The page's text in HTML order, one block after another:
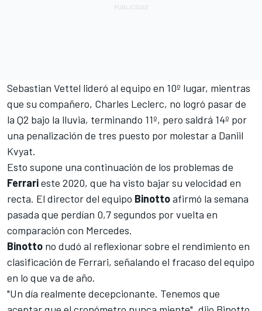
Sebastian Vettel lideró al equipo en 10º lugar, mientras
que su compañero, Charles Leclerc, no logró pasar de
la Q2 bajo la lluvia, terminando 11º, pero saldrá 14º por
una penalización de tres puesto por molestar a Daniil
Kvyat.
Esto supone una continuación de los problemas de
Ferrarieste 2020, que ha visto bajar su velocidad en
recta. El director del equipo Binottoafirmó la semana
pasada que perdían 0,7 segundos por vuelta en
comparación con Mercedes.
Binotto no dudó al reflexionar sobre el rendimiento en
clasificación de Ferrari, señalando el fracaso del equipo
en lo que va de año.
"Un día realmente decepcionante. Tenemos que